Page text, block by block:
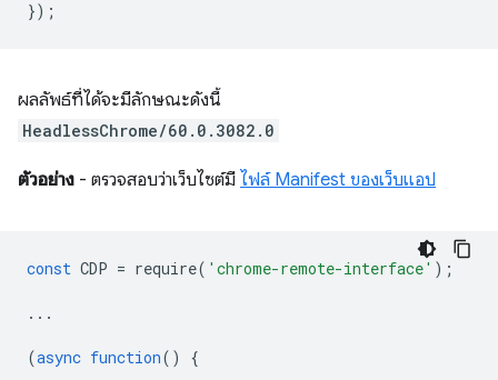
});
ผลลัพธ์ที่ได้จะมีลักษณะดังนี้
HeadlessChrome/60.0.3082.0
ตัวอย่าง - ตรวจสอบว่าเว็บไซต์มี ไฟล์ Manifest ของเว็บแอป
const CDP = require( 'chrome-remote-interface' );
...
(async function() {